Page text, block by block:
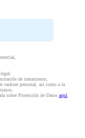
de tratamiento,
carácter personal, así como a la
sobre Protección de Datos aquí.